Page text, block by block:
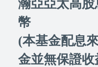
瀚亞亞太高
幣
(本基金配息
金並無保證